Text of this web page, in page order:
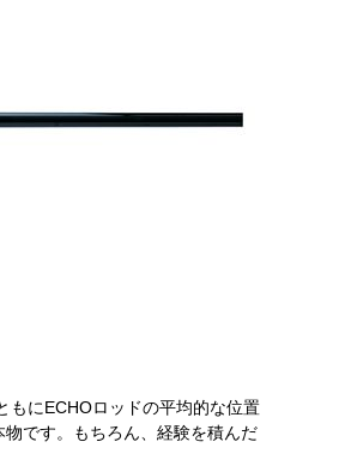
もにECHOロッドの平均的な位置
です。もちろん、経験を積んだ